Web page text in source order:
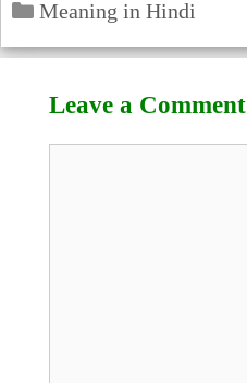
Categories
Meaning in Hindi
Leave a Comment